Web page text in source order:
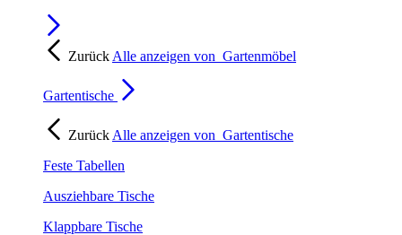
Zurück Alle anzeigen von Gartenmöbel
Gartentische
Zurück Alle anzeigen von Gartentische
Feste Tabellen
Ausziehbare Tische
Klappbare Tische